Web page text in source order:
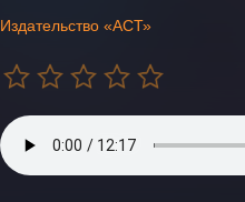
Издательство «АСТ»